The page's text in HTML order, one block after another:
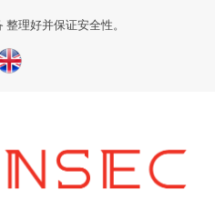
理好并保证安全性。